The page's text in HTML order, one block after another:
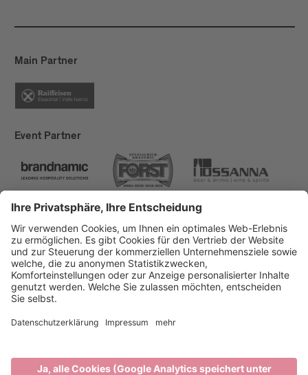
Main Partner
Event Partner
Brixen Tourismus
Privacy
Impressum
Förderungen
produced by